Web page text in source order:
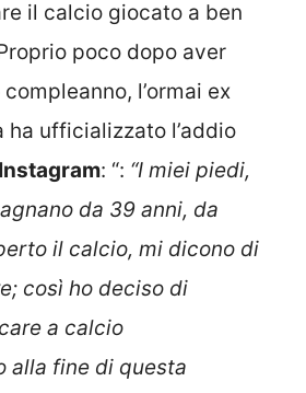
il calcio giocato a ben
poco dopo aver
l’ormai ex
ufficializzato l’addio
Instagram: “: “I miei piedi,
da 39 anni, da
il calcio, mi dicono di
così ho deciso di
a calcio
alla fine di questa